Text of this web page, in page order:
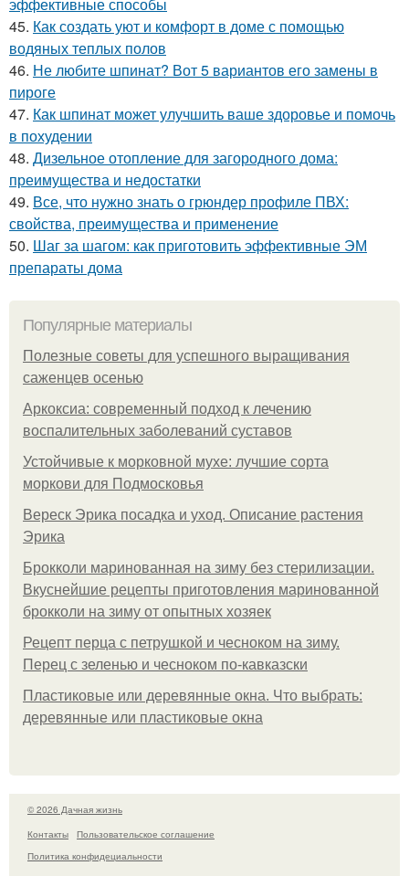
45. Как создать уют и комфорт в доме с помощью
водяных теплых полов
46. Не любите шпинат? Вот 5 вариантов его замены в
пироге
47. Как шпинат может улучшить ваше здоровье и помочь
в похудении
48. Дизельное отопление для загородного дома:
преимущества и недостатки
49. Все, что нужно знать о грюндер профиле ПВХ:
свойства, преимущества и применение
50. Шаг за шагом: как приготовить эффективные ЭМ
препараты дома
Популярные материалы
Полезные советы для успешного выращивания
саженцев осенью
Аркоксиа: современный подход к лечению
воспалительных заболеваний суставов
Устойчивые к морковной мухе: лучшие сорта
моркови для Подмосковья
Вереск Эрика посадка и уход. Описание растения
Эрика
Брокколи маринованная на зиму без стерилизации.
Вкуснейшие рецепты приготовления маринованной
брокколи на зиму от опытных хозяек
Рецепт перца с петрушкой и чесноком на зиму.
Перец с зеленью и чесноком по-кавказски
Пластиковые или деревянные окна. Что выбрать:
деревянные или пластиковые окна
© 2026 Дачная жизнь
Контакты
Пользовательское соглашение
Политика конфидециальности